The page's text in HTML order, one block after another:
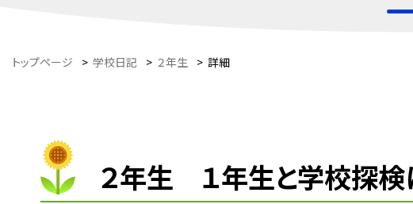
トップページ > 学校日記 > ２年生 > 詳細
２年生 １年生と学校探検